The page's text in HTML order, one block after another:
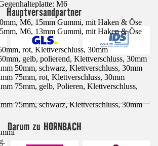
M6
M6, 15mm Gummi, mit Haken & Öse
M6, 13mm Gummi, mit Haken & Öse
rot, Klettverschluss, 30mm
gelb, polierend, Klettverschluss, 30mm
50mm, schwarz, Klettverschluss, 30mm
75mm, rot, Klettverschluss, 30mm
75mm, gelb, Polieren, Klettverschluss,
75mm, schwarz, Klettverschluss, 30mm
Hauptversandpartner
Darum zu HORNBACH